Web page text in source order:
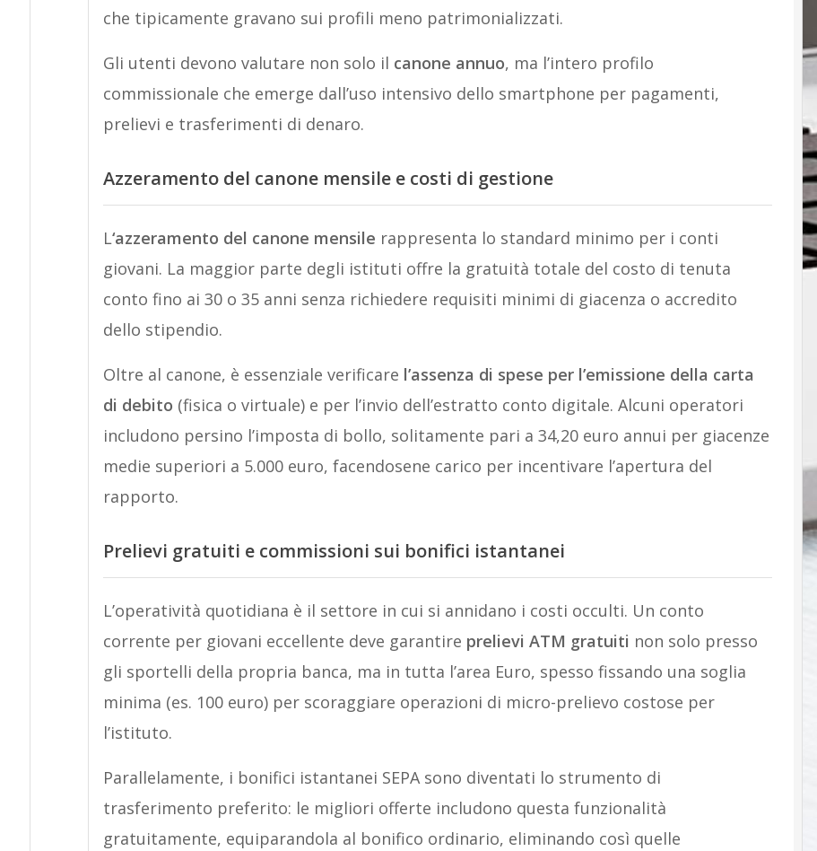
che tipicamente gravano sui profili meno patrimonializzati.
Gli utenti devono valutare non solo il canone annuo, ma l’intero profilo
commissionale che emerge dall’uso intensivo dello smartphone per pagamenti,
prelievi e trasferimenti di denaro.
Azzeramento del canone mensile e costi di gestione
L‘azzeramento del canone mensile rappresenta lo standard minimo per i conti
giovani. La maggior parte degli istituti offre la gratuità totale del costo di tenuta
conto fino ai 30 o 35 anni senza richiedere requisiti minimi di giacenza o accredito
dello stipendio.
Oltre al canone, è essenziale verificare l’assenza di spese per l’emissione della carta
di debito (fisica o virtuale) e per l’invio dell’estratto conto digitale. Alcuni operatori
includono persino l’imposta di bollo, solitamente pari a 34,20 euro annui per giacenze
medie superiori a 5.000 euro, facendosene carico per incentivare l’apertura del
rapporto.
Prelievi gratuiti e commissioni sui bonifici istantanei
L’operatività quotidiana è il settore in cui si annidano i costi occulti. Un conto
corrente per giovani eccellente deve garantire prelievi ATM gratuiti non solo presso
gli sportelli della propria banca, ma in tutta l’area Euro, spesso fissando una soglia
minima (es. 100 euro) per scoraggiare operazioni di micro-prelievo costose per
l’istituto.
Parallelamente, i bonifici istantanei SEPA sono diventati lo strumento di
trasferimento preferito: le migliori offerte includono questa funzionalità
gratuitamente, equiparandola al bonifico ordinario, eliminando così quelle